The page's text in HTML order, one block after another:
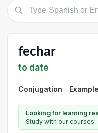
fechar
to date
Conjugation
Looking for learning
Study with our courses!